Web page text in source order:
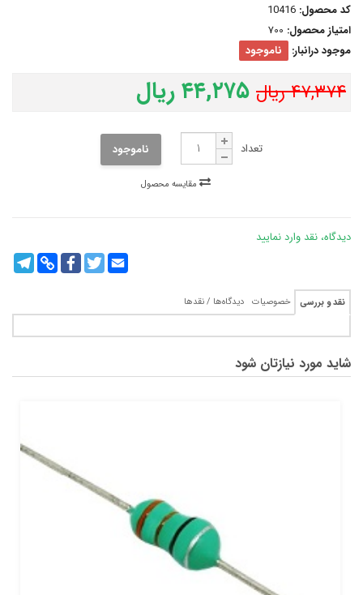
کد محصول: 10416
امتیاز محصول: 700
موجود درانبار:
ناموجود
۴۷,۳۷۴ ریال ۴۴,۲۷۵ ریال
تعداد ناموجود
دیدگاه، نقد وارد نمایید
Copy
Link
FacebookTwitterEmail
نقد و بررسی خصوصیات دیدگاه‌ها / نقدها
شاید مورد نیازتان شود